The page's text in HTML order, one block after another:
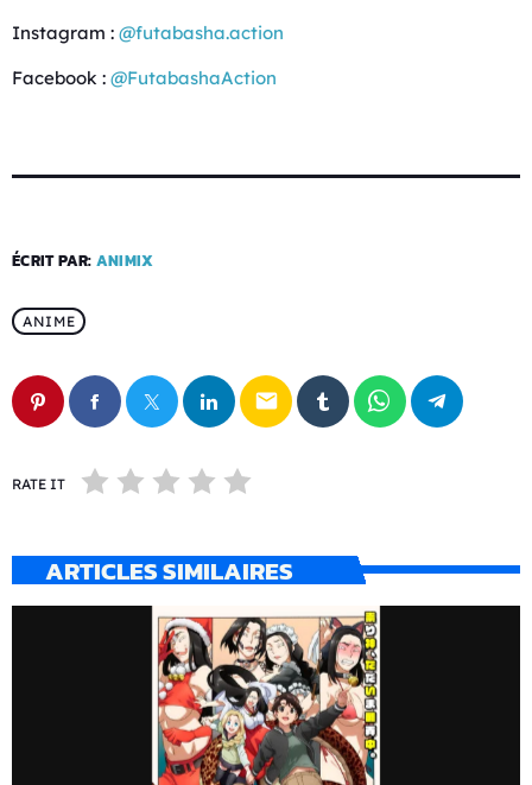
Instagram : @futabasha.action
Facebook : @FutabashaAction
ÉCRIT PAR: ANIMIX
ANIME
email
RATE IT
ARTICLES SIMILAIRES